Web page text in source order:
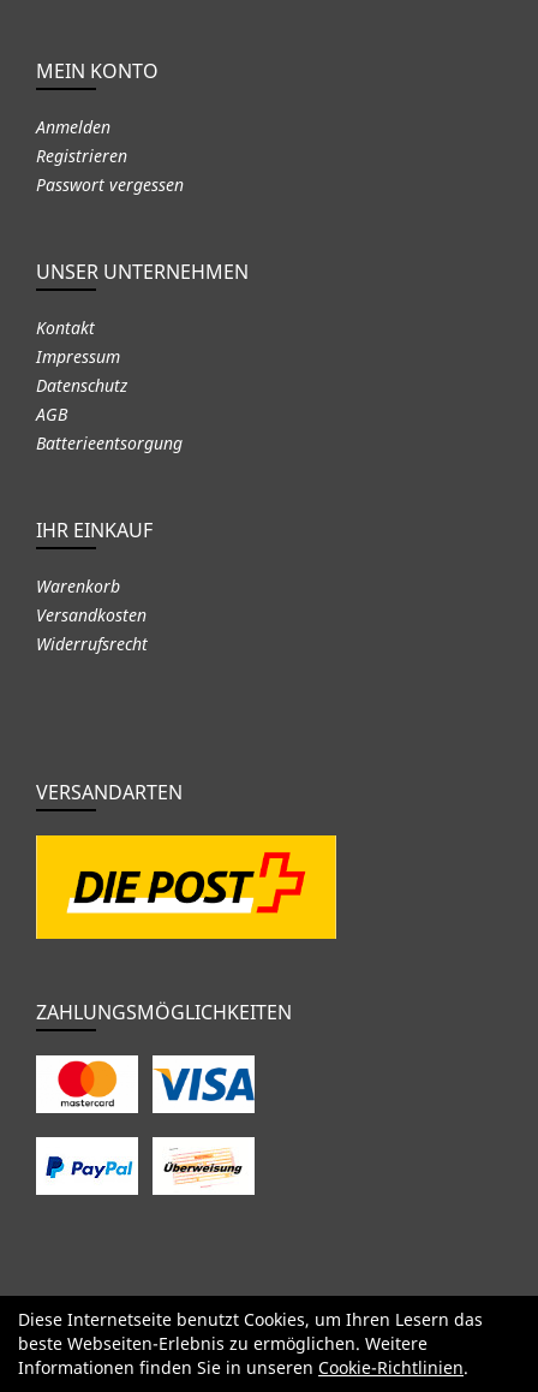
MEIN KONTO
Anmelden
Registrieren
Passwort vergessen
UNSER UNTERNEHMEN
Kontakt
Impressum
Datenschutz
AGB
Batterieentsorgung
IHR EINKAUF
Warenkorb
Versandkosten
Widerrufsrecht
VERSANDARTEN
ZAHLUNGSMÖGLICHKEITEN
SALE Specialized Factor Cervélo BMC Orbea
Yeti
Pinarello
OPEN Kids / BMX Komponenten
Bekleidung
Zubehör
Sale
Diese Internetseite benutzt Cookies, um Ihren Lesern das
beste Webseiten-Erlebnis zu ermöglichen. Weitere
Informationen finden Sie in unseren Cookie-Richtlinien.